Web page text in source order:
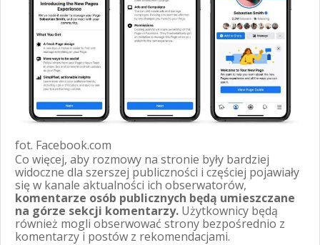
fot. Facebook.com
Co więcej, aby rozmowy na stronie były bardziej
widoczne dla szerszej publiczności i częściej pojawiały
się w kanale aktualności ich obserwatorów,
komentarze osób publicznych będą umieszczane
na górze sekcji komentarzy. Użytkownicy będą
również mogli obserwować strony bezpośrednio z
komentarzy i postów z rekomendacjami.